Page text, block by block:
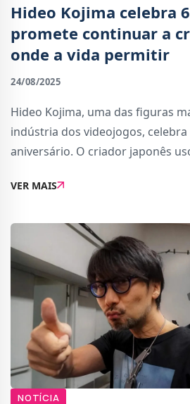
Hideo Kojima celebra
promete continuar a
onde a vida permitir
24/08/2025
Hideo Kojima, uma das figuras
indústria dos videojogos, celebra
aniversário. O criador japonês
todo o mundo, reforçando a sua
VER MAIS
NOTÍCIA